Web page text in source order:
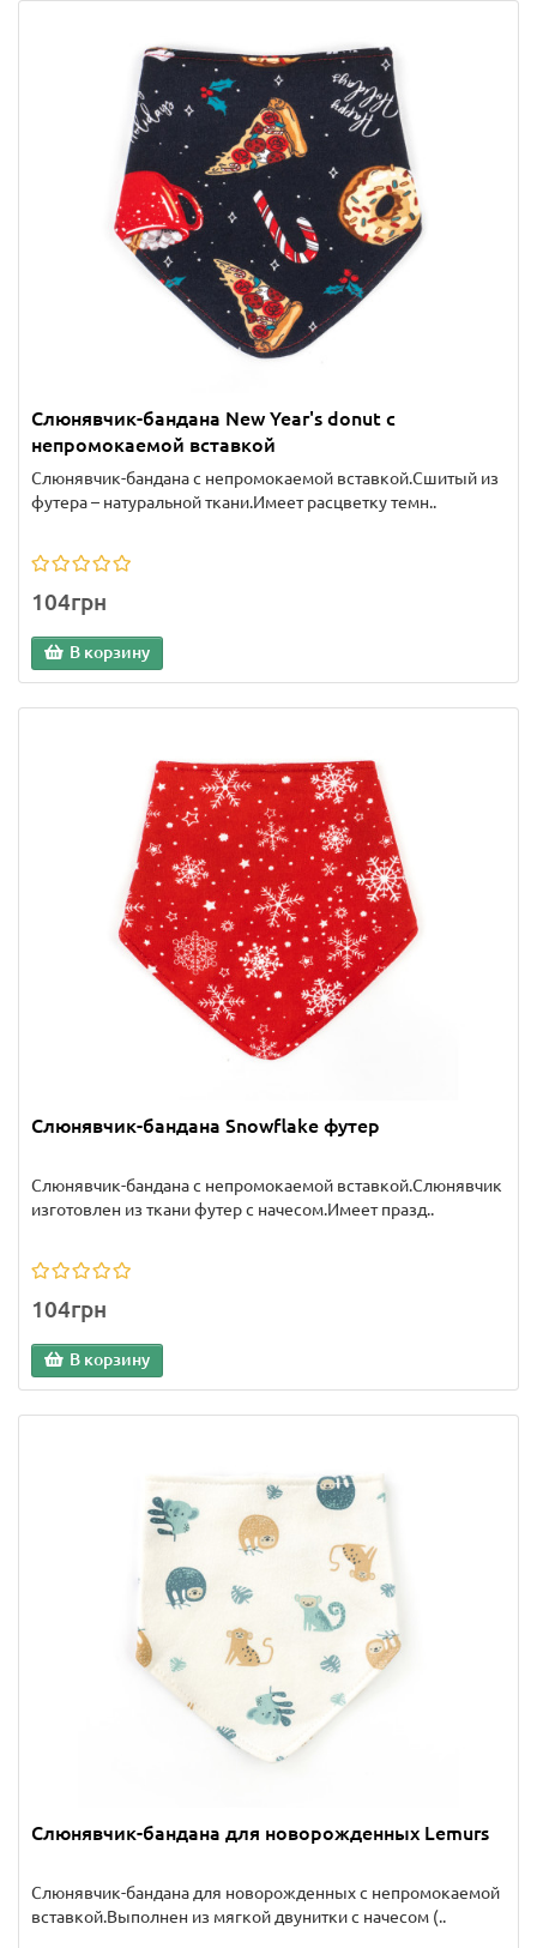
Слюнявчик-бандана New Year's donut с
непромокаемой вставкой
Слюнявчик-бандана с непромокаемой вставкой.Сшитый из
футера – натуральной ткани.Имеет расцветку темн..
104грн
В корзину
Слюнявчик-бандана Snowflake футер
Слюнявчик-бандана с непромокаемой вставкой.Слюнявчик
изготовлен из ткани футер с начесом.Имеет празд..
104грн
В корзину
Слюнявчик-бандана для новорожденных Lemurs
Слюнявчик-бандана для новорожденных с непромокаемой
вставкой.Выполнен из мягкой двунитки с начесом (..